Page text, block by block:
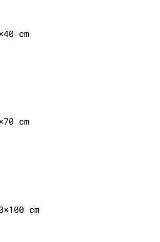
cm
cm
cm